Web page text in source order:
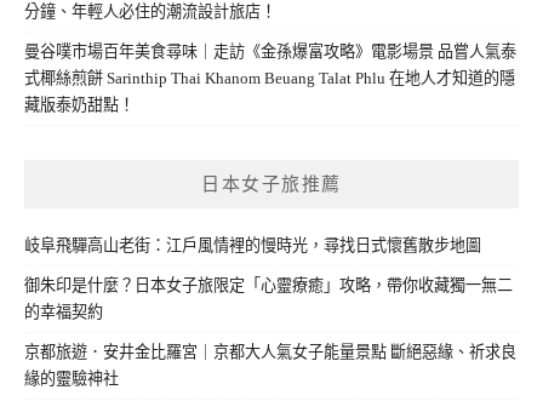
分鐘、年輕人必住的潮流設計旅店！
曼谷噗市場百年美食尋味｜走訪《金孫爆富攻略》電影場景 品嘗人氣泰
式椰絲煎餅 Sarinthip Thai Khanom Beuang Talat Phlu 在地人才知道的隱
藏版泰奶甜點！
日本女子旅推薦
岐阜飛驒高山老街：江戶風情裡的慢時光，尋找日式懷舊散步地圖
御朱印是什麼？日本女子旅限定「心靈療癒」攻略，帶你收藏獨一無二
的幸福契約
京都旅遊．安井金比羅宮｜京都大人氣女子能量景點 斷絕惡緣、祈求良
緣的靈驗神社